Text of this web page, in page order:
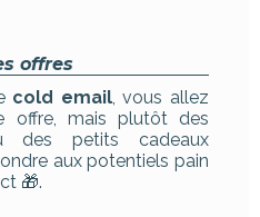
offres
cold email, vous allez
offre, mais plutôt des
des petits cadeaux
aux potentiels pain
🎁.